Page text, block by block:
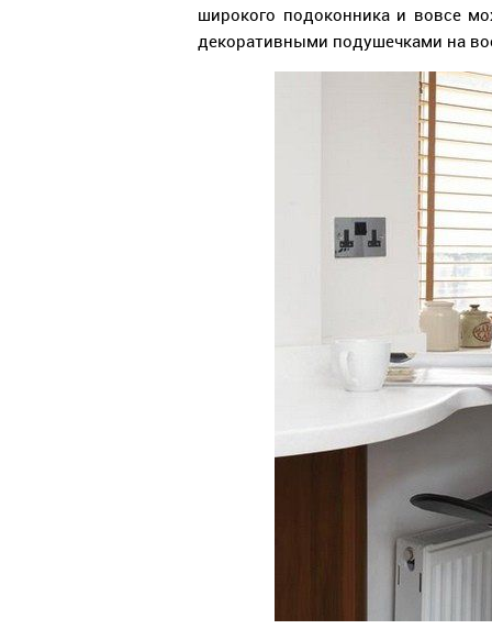
широкого подоконника и вовсе
декоративными подушечками на